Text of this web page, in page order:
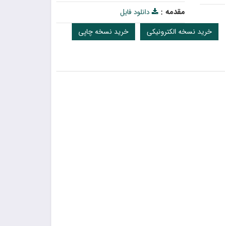
مقدمه :
دانلود فایل
خرید نسخه چاپی
خرید نسخه الکترونیکی